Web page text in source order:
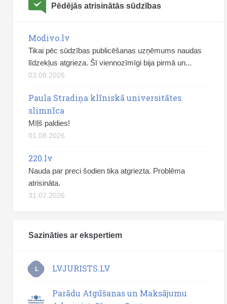
Pēdējās atrisinātās sūdzības
Modivo.lv
Tikai pēc sūdzības publicēšanas uzņēmums naudas
līdzekļus atgrieza. Šī viennozīmīgi bija pirmā un...
03.08.2026
Paula Stradiņa klīniskā universitātes
slimnīca
Mīļš paldies!
01.08.2026
220.lv
Nauda par preci šodien tika atgriezta. Problēma
atrisināta.
31.07.2026
Sazināties ar ekspertiem
L LVJURISTS.LV
Parādu Atgūšanas un Maksājumu